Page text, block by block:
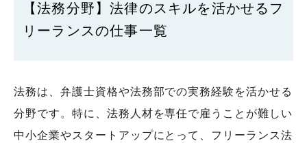
【法務分野】法律のスキルを活かせるフ
リーランスの仕事一覧
法務は、弁護士資格や法務部での実務経験を活かせる
分野です。特に、法務人材を専任で雇うことが難しい
中小企業やスタートアップにとって、フリーランス法